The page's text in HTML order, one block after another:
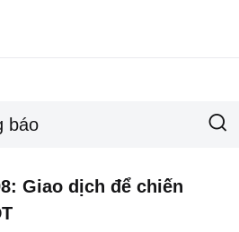
báo
Giao dịch để chiến